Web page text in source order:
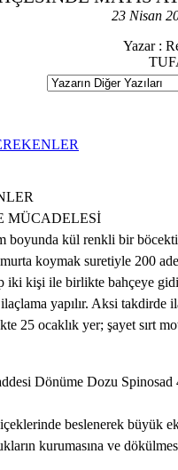
23 Nisan
Yazar :
bir böcektir. Bu
koymak suretiyle 200
iki kişi ile birlikte bahçeye
yapılır. Aksi
25 ocaklık yer; şayet sırt
480 g/lt SC 15
ml FINDIK
beslenerek
kurumasına ve